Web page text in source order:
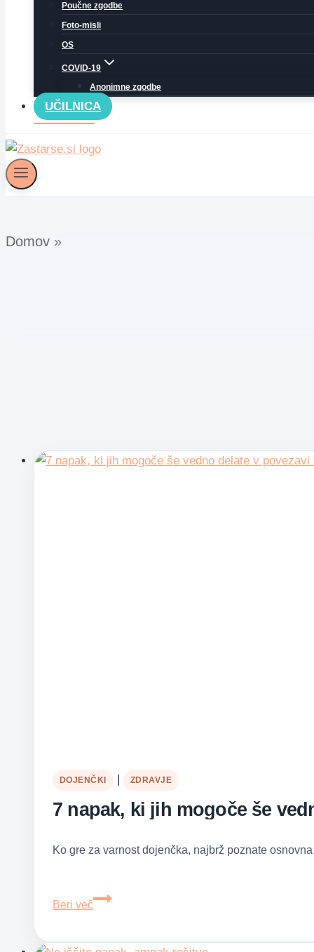
Poučne zgodbe
Foto-misli
OS
COVID-19
Anonimne zgodbe
UČILNICA
Domov »
DOJENČKI | ZDRAVJE
7 napak, ki jih mogoče še
Ko gre za varnost dojenčka, najbrž poznate
Beri več
7
jih